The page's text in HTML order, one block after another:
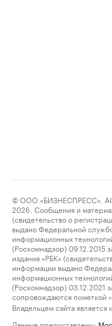
© ООО «БИЗНЕСПРЕСС»,
2026. Сообщения и
(свидетельство о
выдано Федеральной
информационных
(Роскомнадзор)
издания «РБК»
информации выдано
информационных
(Роскомнадзор)
сопровождаются пометкой
Владельцем сайта является